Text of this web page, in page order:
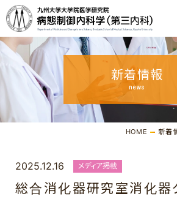
新着情報
news
HOME 新着
2025.12.16 メディア掲載
総合消化器研究室消化器